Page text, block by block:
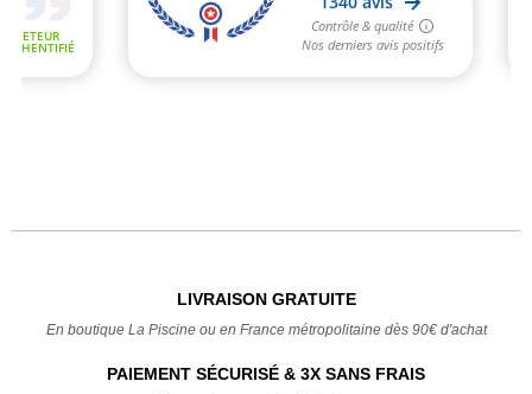
LIVRAISON GRATUITE
En boutique La Piscine ou en France métropolitaine dès 90€ d'achat
PAIEMENT SÉCURISÉ & 3X SANS FRAIS